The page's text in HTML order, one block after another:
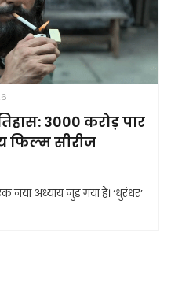
3000 करोड़ पार
फिल्म सीरीज
नया अध्याय जुड़ गया है। ‘धुरंधर’